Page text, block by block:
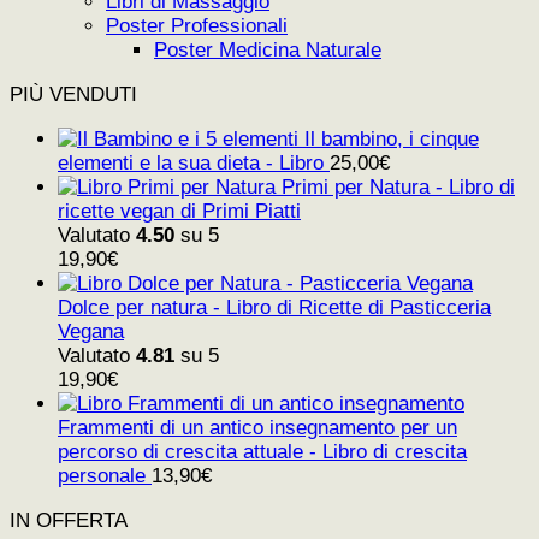
Poster Professionali
Poster Medicina Naturale
PIÙ VENDUTI
Il bambino, i cinque
elementi e la sua dieta - Libro 25,00€
Primi per Natura - Libro di
ricette vegan di Primi Piatti
Valutato 4.50 su 5
19,90€
Dolce per natura - Libro di Ricette di Pasticceria
Vegana
Valutato 4.81 su 5
19,90€
Frammenti di un antico insegnamento per un
percorso di crescita attuale - Libro di crescita
personale 13,90€
IN OFFERTA